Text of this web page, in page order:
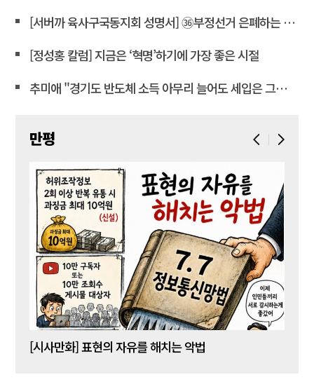
[서버까 육사구국동지회 성명서] ㊱부정선거 은폐하는 윤상현 의원은 즉각 사퇴하라!
[정성홍 칼럼] 지금은 ‘혁명’하기에 가장 좋은 시절
추미애 "경기도 반도체 소득 아무리 늘어도 세입은 그대로"
만평
[시사만화] 표현의 자유를 해치는 악법